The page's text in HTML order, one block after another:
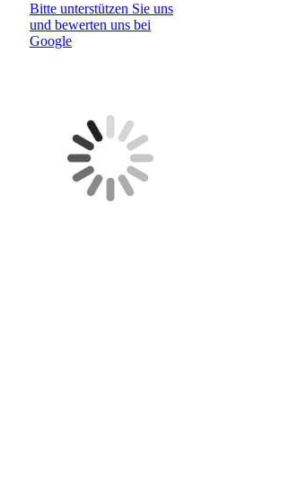
Bitte unterstützen Sie uns
und bewerten uns bei
Google